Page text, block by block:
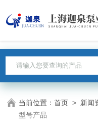
当前位置：首页 > 新闻
型号产品